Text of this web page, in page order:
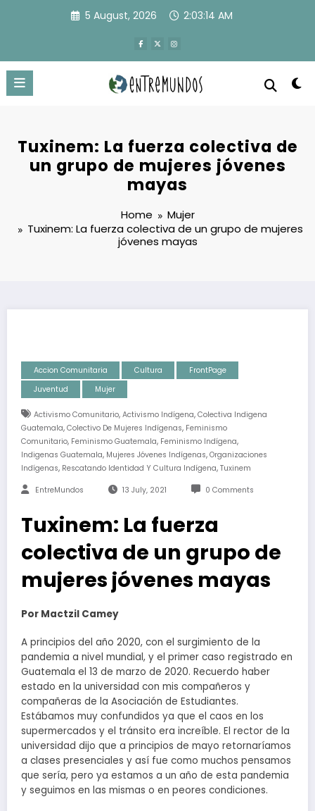
5 August, 2026 2:03:14 AM
Tuxinem: La fuerza colectiva de
un grupo de mujeres jóvenes
mayas
Home
Mujer
Tuxinem: La fuerza colectiva de un grupo de mujeres
jóvenes mayas
Accion Comunitaria Cultura
FrontPage
Juventud
Mujer
Activismo Comunitario, Activismo Indígena, Colectiva Indigena
Guatemala, Colectivo De Mujeres Indígenas, Feminismo
Comunitario, Feminismo Guatemala, Feminismo Indígena,
Indigenas Guatemala, Mujeres Jóvenes Indígenas, Organizaciones
Indígenas, Rescatando Identidad Y Cultura Indígena, Tuxinem
EntreMundos 13 July, 2021 0 Comments
Tuxinem: La fuerza
colectiva de un grupo de
mujeres jóvenes mayas
Por Mactzil Camey
A principios del año 2020, con el surgimiento de la
pandemia a nivel mundial, y el primer caso registrado en
Guatemala el 13 de marzo de 2020. Recuerdo haber
estado en la universidad con mis compañeros y
compañeras de la Asociación de Estudiantes.
Estábamos muy confundidos ya que el caos en los
supermercados y el tránsito era increíble. El rector de la
universidad dijo que a principios de mayo retornaríamos
a clases presenciales y así fue como muchos pensamos
que sería, pero ya estamos a un año de esta pandemia
y seguimos en las mismas o en peores condiciones.